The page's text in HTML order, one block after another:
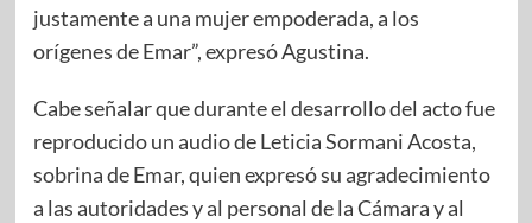
justamente a una mujer empoderada, a los
orígenes de Emar”, expresó Agustina.
Cabe señalar que durante el desarrollo del acto fue
reproducido un audio de Leticia Sormani Acosta,
sobrina de Emar, quien expresó su agradecimiento
a las autoridades y al personal de la Cámara y al